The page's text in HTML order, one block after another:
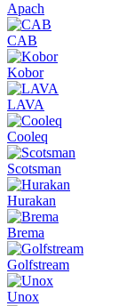
Apach
CAB
Kobor
LAVA
Cooleq
Scotsman
Hurakan
Brema
Golfstream
Unox